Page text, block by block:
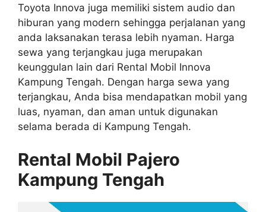
Toyota Innova juga memiliki sistem audio dan
hiburan yang modern sehingga perjalanan yang
anda laksanakan terasa lebih nyaman. Harga
sewa yang terjangkau juga merupakan
keunggulan lain dari Rental Mobil Innova
Kampung Tengah. Dengan harga sewa yang
terjangkau, Anda bisa mendapatkan mobil yang
luas, nyaman, dan aman untuk digunakan
selama berada di Kampung Tengah.
Rental Mobil Pajero
Kampung Tengah